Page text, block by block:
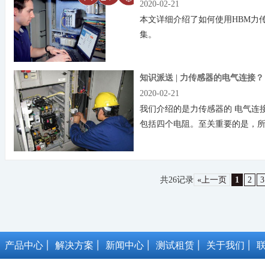
2020-02-21
本文详细介绍了如何使用HBM力
集。
知识派送 | 力传感器的电气连接？
2020-02-21
我们介绍的是力传感器的 电气连
包括四个电阻。至关重要的是，
共26记录 «上一页 1 2 3
产品中心 解决方案 新闻中心 测试租赁 关于我们